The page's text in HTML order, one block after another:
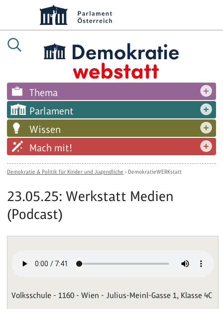
Thema
Parlament
Wissen
Mach mit!
Demokratie & Politik für Kinder und Jugendliche › DemokratieWERKstatt
23.05.25: Werkstatt Medien
(Podcast)
Volksschule - 1160 - Wien - Julius-Meinl-Gasse 1, Klasse 4C